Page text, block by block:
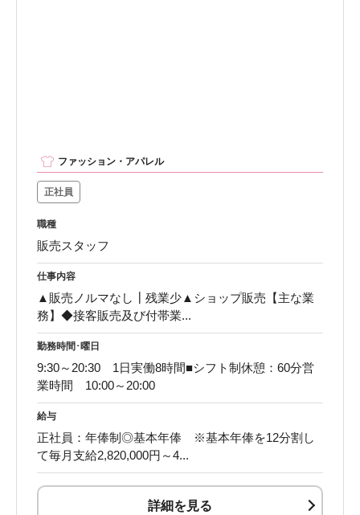
ファッション・アパレル
正社員
職種
販売スタッフ
仕事内容
▲販売ノルマなし┃残業少▲ショップ販売【主な業
務】◆接客販売及び付帯業...
勤務時間･曜日
9:30～20:30 1日実働8時間■シフト制休憩：60分営
業時間 10:00～20:00
給与
正社員：年俸制◎基本年俸 ※基本年俸を12分割し
て毎月支給2,820,000円～4...
詳細を見る